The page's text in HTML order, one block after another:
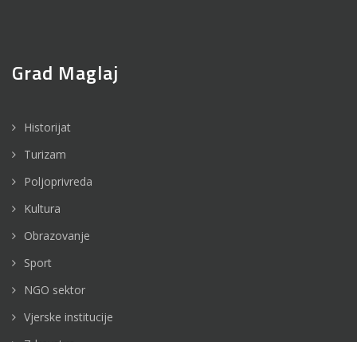
Grad Maglaj
Historijat
Turizam
Poljoprivreda
Kultura
Obrazovanje
Sport
NGO sektor
Vjerske institucije